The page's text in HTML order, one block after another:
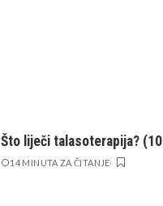
Što liječi talasoterapija?
14 MINUTA ZA ČITANJE